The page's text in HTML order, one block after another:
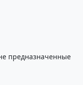
предназначенные